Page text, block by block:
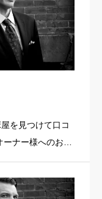
を見つけて口コ
ナー様へのお知
・ホームページリ